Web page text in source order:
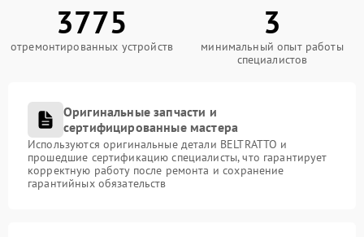
3775
отремонтированных устройств
3
минимальный опыт работы
специалистов
Оригинальные запчасти и
сертифицированные мастера
Используются оригинальные детали BELTRATTO и
прошедшие сертификацию специалисты, что гарантирует
корректную работу после ремонта и сохранение
гарантийных обязательств